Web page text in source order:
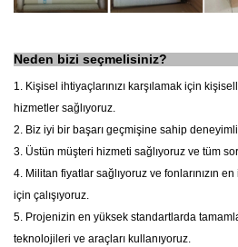
Neden bizi seçmelisiniz?
1. Kişisel ihtiyaçlarınızı karşılamak için
hizmetler sağlıyoruz.
2. Biz iyi bir başarı geçmişine sahip
3. Üstün müşteri hizmeti sağlıyoruz ve tüm
4. Militan fiyatlar sağlıyoruz ve fonlarınızın
için çalışıyoruz.
5. Projenizin en yüksek standartlarda
teknolojileri ve araçları kullanıyoruz.